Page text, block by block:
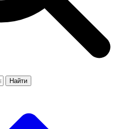
Найти